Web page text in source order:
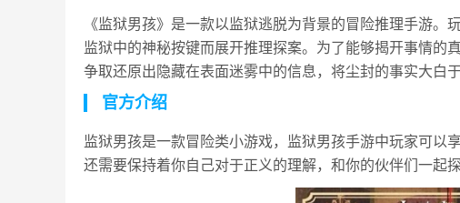
《监狱男孩》是一款以监狱逃脱为背景的冒险推理手游
监狱中的神秘按键而展开推理探案。为了能够揭开事情的
争取还原出隐藏在表面迷雾中的信息，将尘封的事实大白于
官方介绍
监狱男孩是一款冒险类小游戏，监狱男孩手游中玩家可以
还需要保持着你自己对于正义的理解，和你的伙伴们一起